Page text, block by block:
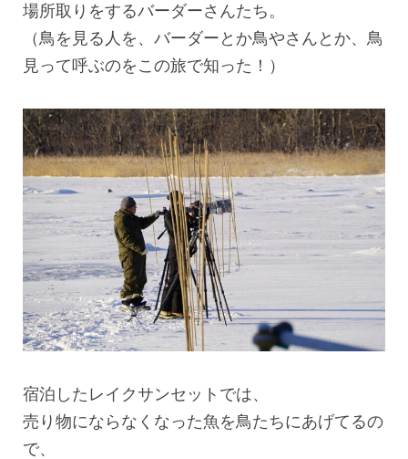
場所取りをするバーダーさんたち。
（鳥を見る人を、バーダーとか鳥やさんとか、鳥
見って呼ぶのをこの旅で知った！）
宿泊したレイクサンセットでは、
売り物にならなくなった魚を鳥たちにあげてるの
で、